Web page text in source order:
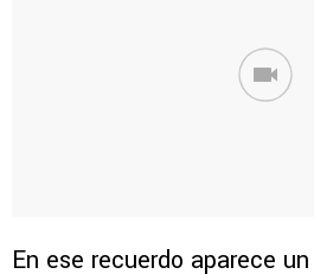
En ese recuerdo aparece